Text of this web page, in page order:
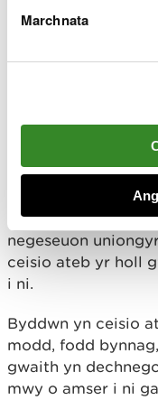
Marchnata
Ymateb
gorau i ymateb lle
felly ni allwn bob
Rydym yn darllen
ynddynt, neu’r
negeseuon
ceisio ateb yr holl
i ni.
Byddwn yn ceisio
modd, fodd
gwaith yn
mwy o amser i ni